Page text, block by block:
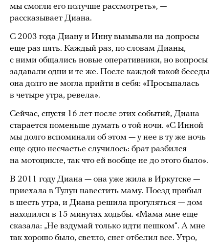
мы смогли его получше рассмотреть», —
рассказывает Диана.
С 2003 года Диану и Инну вызывали на допросы
еще раз пять. Каждый раз, по словам Дианы,
с ними общались новые оперативники, но вопросы
задавали одни и те же. После каждой такой беседы
она долго не могла прийти в себя: «Просыпалась
в четыре утра, ревела».
Сейчас, спустя 16 лет после этих событий, Диана
старается поменьше думать о той ночи. «С Инной
мы долго вспоминали об этом — у нее в ту же ночь
еще одно несчастье случилось: брат разбился
на мотоцикле, так что ей вообще не до этого было».
В 2011 году Диана — она уже жила в Иркутске —
приехала в Тулун навестить маму. Поезд прибыл
в шесть утра, и Диана решила прогуляться — дом
находился в 15 минутах ходьбы. «Мама мне еще
сказала: „Не вздумай только идти пешком“. А мне
так хорошо было, светло, снег отбелил все. Утро,